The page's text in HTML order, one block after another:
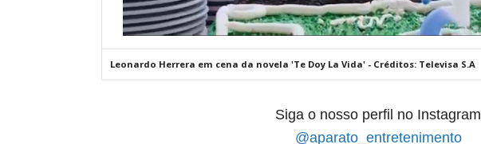
Leonardo Herrera em cena da novela 'Te Doy La Vida' - Créditos: Televisa S.A
Siga o nosso perfil no Instagram
@aparato_entretenimento